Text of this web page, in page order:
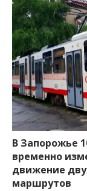
В Запорожье
временно
движение
маршрутов